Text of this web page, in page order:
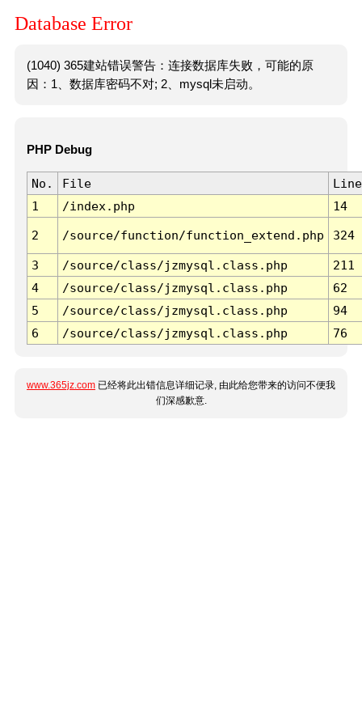
Database Error
(1040) 365建站错误警告：连接数据库失败，可能的原
因：1、数据库密码不对; 2、mysql未启动。
PHP Debug
No. File
Line
1
/index.php 14
2 /source/function/function_extend.php 324
3 /source/class/jzmysql.class.php
211
4
/source/class/jzmysql.class.php
62
5
/source/class/jzmysql.class.php
94
6
/source/class/jzmysql.class.php 76
www.365jz.com 已经将此出错信息详细记录, 由此给您带来的访问不便我
们深感歉意.